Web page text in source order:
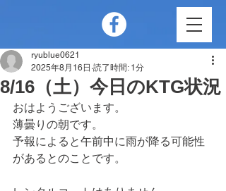
8/16（土）今日のKTG状況
ryublue0621
2025年8月16日 読了時間: 1分
おはようございます。
薄曇りの朝です。
予報によると午前中に雨が降る可能性
があるとのことです。